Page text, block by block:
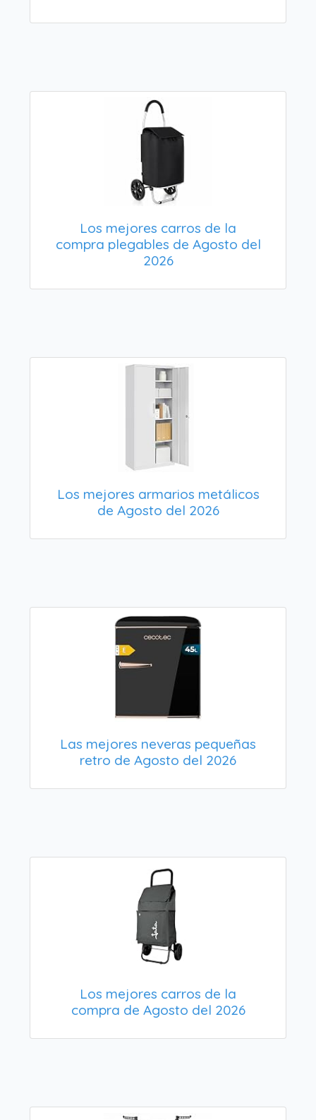
Los mejores carros de la
compra plegables de Agosto del
2026
Los mejores armarios metálicos
de Agosto del 2026
Las mejores neveras pequeñas
retro de Agosto del 2026
Los mejores carros de la
compra de Agosto del 2026